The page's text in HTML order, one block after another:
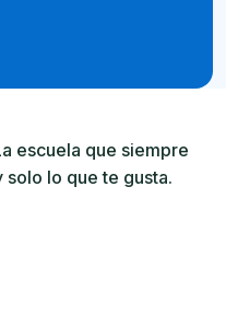
escuela que siempre
lo que te gusta.